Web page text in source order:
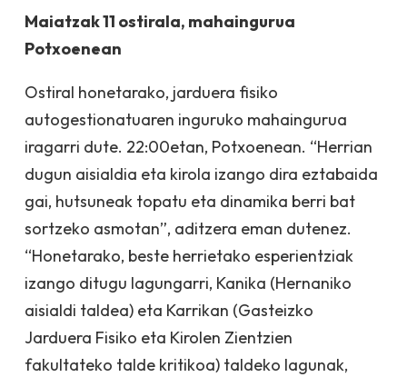
Maiatzak 11 ostirala, mahaingurua
Potxoenean
Ostiral honetarako, jarduera fisiko
autogestionatuaren inguruko mahaingurua
iragarri dute. 22:00etan, Potxoenean. “Herrian
dugun aisialdia eta kirola izango dira eztabaida
gai, hutsuneak topatu eta dinamika berri bat
sortzeko asmotan”, aditzera eman dutenez.
“Honetarako, beste herrietako esperientziak
izango ditugu lagungarri, Kanika (Hernaniko
aisialdi taldea) eta Karrikan (Gasteizko
Jarduera Fisiko eta Kirolen Zientzien
fakultateko talde kritikoa) taldeko lagunak,